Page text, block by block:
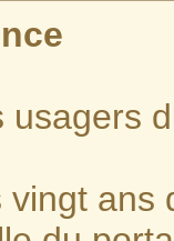
usagers
vingt ans